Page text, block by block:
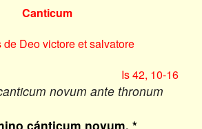
Canticum
de Deo victore et salvatore
Is 42, 10-16
novum ante thronum
cánticum novum, *